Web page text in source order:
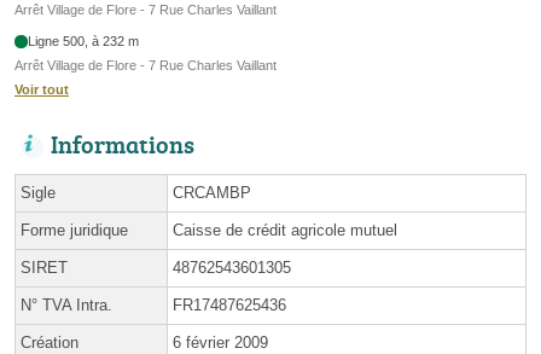
Arrêt Village de Flore - 7 Rue Charles Vaillant
Ligne 500, à 232 m
Arrêt Village de Flore - 7 Rue Charles Vaillant
Voir tout
Informations
Sigle CRCAMBP
Forme juridique Caisse de crédit agricole mutuel
SIRET 48762543601305
N° TVA Intra. FR17487625436
Création 6 février 2009